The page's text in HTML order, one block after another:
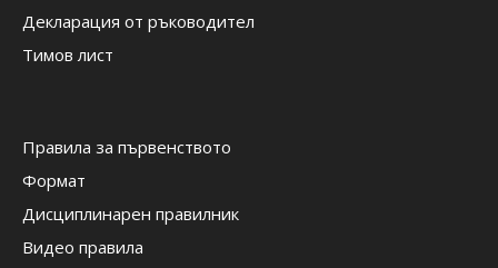
Декларация от ръководител
Тимов лист
Правила за първенството
Формат
Дисциплинарен правилник
Видео правила